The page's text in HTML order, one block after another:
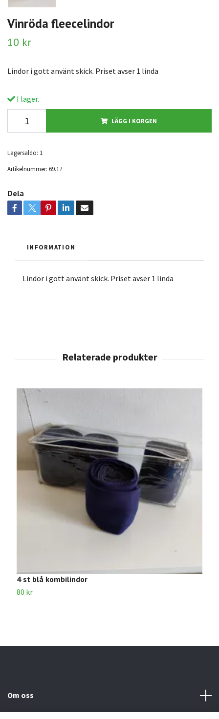
Vinröda fleecelindor
10 kr
Lindor i gott använt skick. Priset avser 1 linda
I lager.
LÄGG I KORGEN
Lagersaldo: 1
Artikelnummer: 69.17
Dela
INFORMATION
Lindor i gott använt skick. Priset avser 1 linda
4 st blå kombilindor
80 kr
Om oss